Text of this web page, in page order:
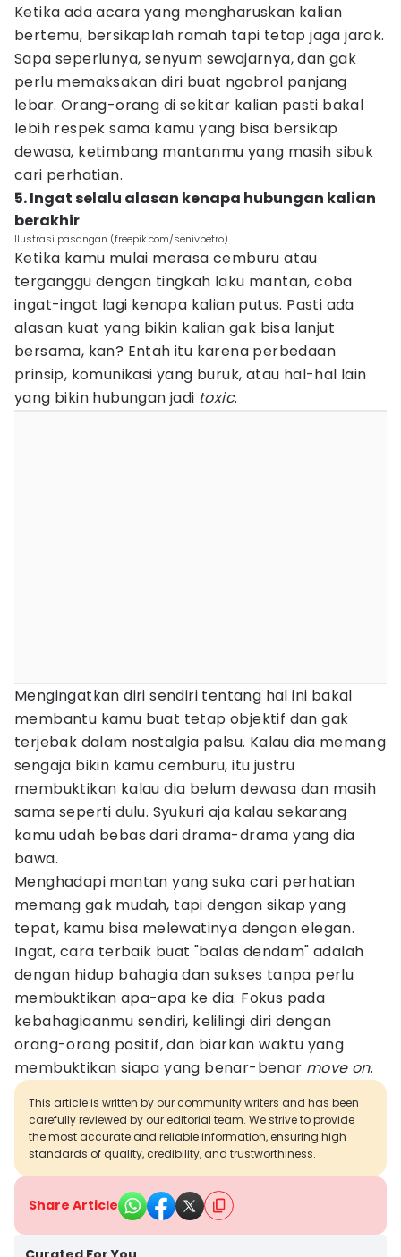
Ketika ada acara yang mengharuskan kalian
bertemu, bersikaplah ramah tapi tetap jaga jarak.
Sapa seperlunya, senyum sewajarnya, dan gak
perlu memaksakan diri buat ngobrol panjang
lebar. Orang-orang di sekitar kalian pasti bakal
lebih respek sama kamu yang bisa bersikap
dewasa, ketimbang mantanmu yang masih sibuk
cari perhatian.
5. Ingat selalu alasan kenapa hubungan kalian
berakhir
Ilustrasi pasangan (freepik.com/senivpetro)
Ketika kamu mulai merasa cemburu atau
terganggu dengan tingkah laku mantan, coba
ingat-ingat lagi kenapa kalian putus. Pasti ada
alasan kuat yang bikin kalian gak bisa lanjut
bersama, kan? Entah itu karena perbedaan
prinsip, komunikasi yang buruk, atau hal-hal lain
yang bikin hubungan jadi toxic.
Mengingatkan diri sendiri tentang hal ini bakal
membantu kamu buat tetap objektif dan gak
terjebak dalam nostalgia palsu. Kalau dia memang
sengaja bikin kamu cemburu, itu justru
membuktikan kalau dia belum dewasa dan masih
sama seperti dulu. Syukuri aja kalau sekarang
kamu udah bebas dari drama-drama yang dia
bawa.
Menghadapi mantan yang suka cari perhatian
memang gak mudah, tapi dengan sikap yang
tepat, kamu bisa melewatinya dengan elegan.
Ingat, cara terbaik buat "balas dendam" adalah
dengan hidup bahagia dan sukses tanpa perlu
membuktikan apa-apa ke dia. Fokus pada
kebahagiaanmu sendiri, kelilingi diri dengan
orang-orang positif, dan biarkan waktu yang
membuktikan siapa yang benar-benar move on.
This article is written by our community writers and has been
carefully reviewed by our editorial team. We strive to provide
the most accurate and reliable information, ensuring high
standards of quality, credibility, and trustworthiness.
Share Article